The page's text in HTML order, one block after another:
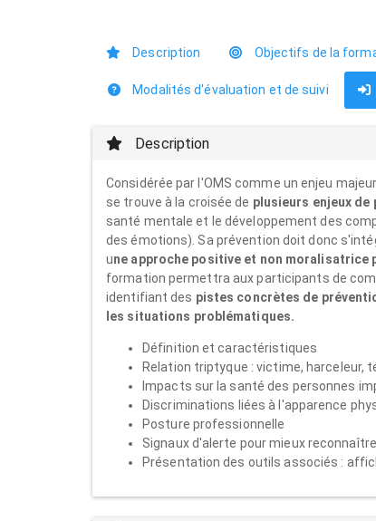
Description Objectifs de la
Modalités d'évaluation et de suivi
Description
Considérée par l'OMS comme un enjeu
se trouve à la croisée de plusieurs enjeux
santé mentale et le développement des
des émotions). Sa prévention doit donc
une approche positive et non
formation permettra aux participants de
identifiant des pistes concrètes de
les situations problématiques.
Définition et caractéristiques
Relation triptyque : victime, harceleur,
Impacts sur la santé des personnes
Discriminations liées à l'apparence
Posture professionnelle
Signaux d'alerte pour mieux
Présentation des outils associés :